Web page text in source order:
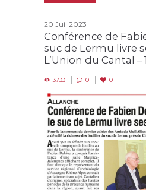
20 Juil 2023
Conférence de
suc de Lermu livre
L’Union du Cantal –
3733 0 0